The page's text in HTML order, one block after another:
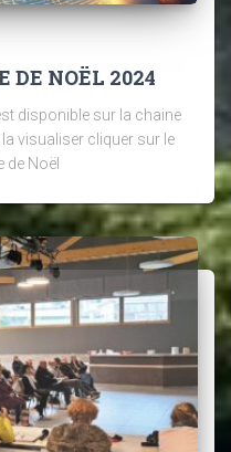
DE NOËL 2024
disponible sur la chaine
visualiser cliquer sur le
de Noël